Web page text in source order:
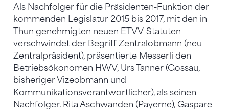
Als Nachfolger für die Präsidenten-Funktion der
kommenden Legislatur 2015 bis 2017, mit den in
Thun genehmigten neuen ETVV-Statuten
verschwindet der Begriff Zentralobmann (neu
Zentralpräsident), präsentierte Messerli den
Betriebsökonomen HWV, Urs Tanner (Gossau,
bisheriger Vizeobmann und
Kommunikationsverantwortlicher), als seinen
Nachfolger. Rita Aschwanden (Payerne), Gaspare